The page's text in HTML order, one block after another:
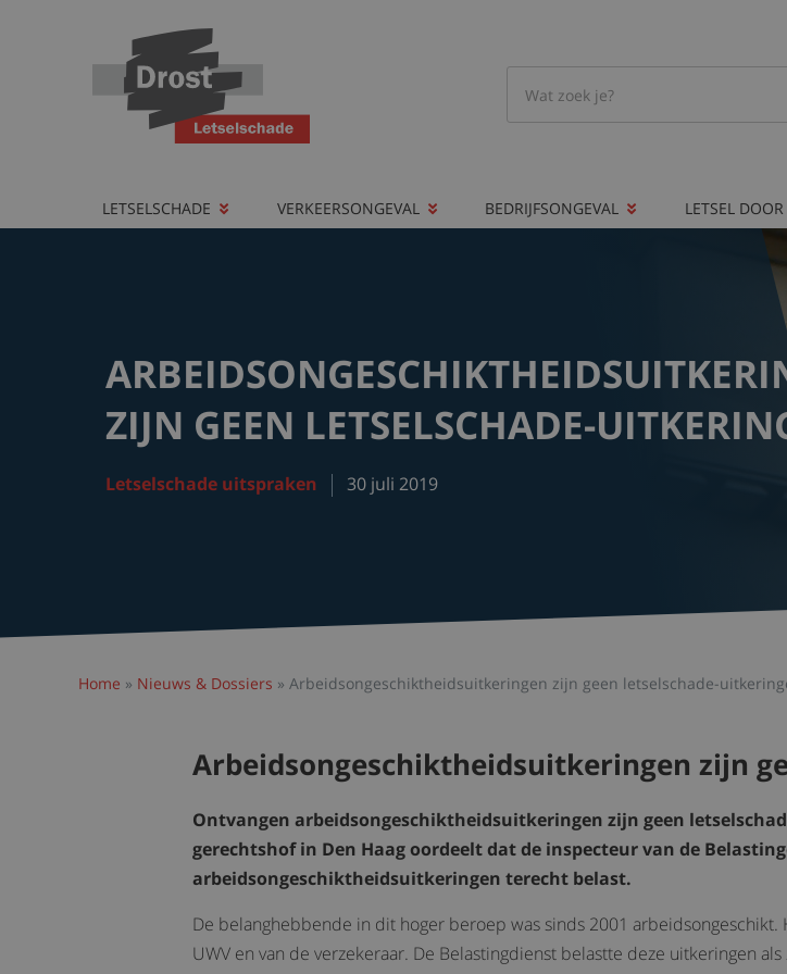
LETSELSCHADE VERKEERSONGEVAL BEDRIJFSONGEVAL LETSEL
ZIJN GEEN LETSELSCHADE-
Letselschade uitspraken 30 juli 2019
Home » Nieuws & Dossiers » Arbeidsongeschiktheidsuitkeringen zijn geen letselschade-
Arbeidsongeschiktheidsuitkeringen zijn
Ontvangen arbeidsongeschiktheidsuitkeringen zijn geen
gerechtshof in Den Haag oordeelt dat de inspecteur van de
arbeidsongeschiktheidsuitkeringen terecht belast.
De belanghebbende in dit hoger beroep was sinds 2001
UWV en van de verzekeraar. De Belastingdienst belastte deze uitkeringen